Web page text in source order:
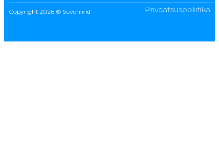
Copyright 2026 © Suveniirid Privaatsuspoliitika